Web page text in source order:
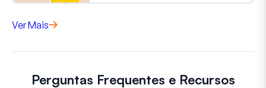
Ver Mais
Perguntas Frequentes e Recursos